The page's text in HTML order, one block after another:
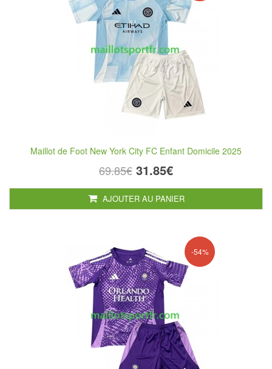
Maillot de Foot New York City FC Enfant Domicile 2025
69.85€ 31.85€
AJOUTER AU PANIER
-54%